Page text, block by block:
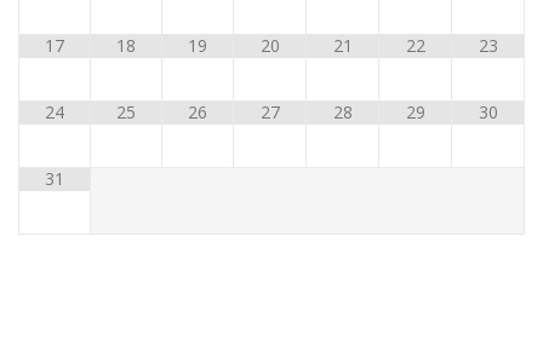
17 18 19 20 21 22 23
24 25 26 27 28 29 30
31